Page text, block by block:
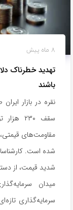
8 ماه پیش
تهدید خطرناک
باشند
نقره در بازار
سقف
مقاومت‌های
شده است.
شدید قیمت، از
میدان
سرمایه‌گذاری